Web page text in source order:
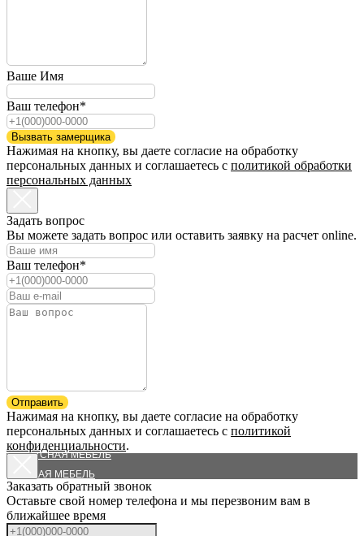
ГАРДЕРОБНЫЕ
КУХНИ
МЕЖКОМНАТНЫЕ ПЕРЕГОРОДКИ
КОРПУСНАЯ МЕБЕЛЬ
ДЕТСКАЯ МЕБЕЛЬ
ВЫСТАВОЧНЫЕ ОБРАЗЦЫ
СИСТЕМЫ И ФУРНИТУРА
ЛАЗУРИТ И АГАТ
Ваше Имя
Ваш телефон*
Вызвать замерщика
Нажимая на кнопку, вы даете согласие на обработку
персональных данных и соглашаетесь c политикой обработки
персональных данных
Задать вопрос
Вы можете задать вопрос или оставить заявку на расчет online.
Ваш телефон*
Отправить
Нажимая на кнопку, вы даете согласие на обработку
персональных данных и соглашаетесь c политикой
конфиденциальности.
Заказать обратный звонок
Оставьте свой номер телефона и мы перезвоним вам в
ближайшее время